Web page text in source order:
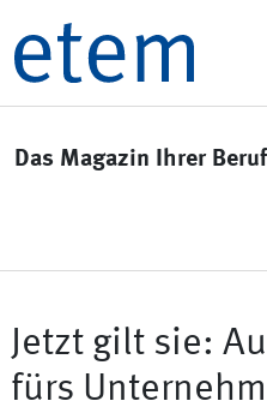
Das Magazin Ihrer
Jetzt gilt sie:
fürs